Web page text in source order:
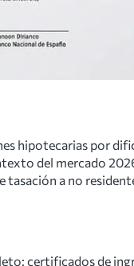
hipotecarias por
del mercado
tasación a no
certificados de